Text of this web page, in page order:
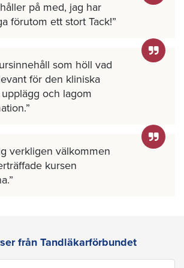
på med, jag har
förutom ett stort Tack!
som höll vad
för den kliniska
och lagom
verkligen välkommen
kursen
från Tandläkarförbundet